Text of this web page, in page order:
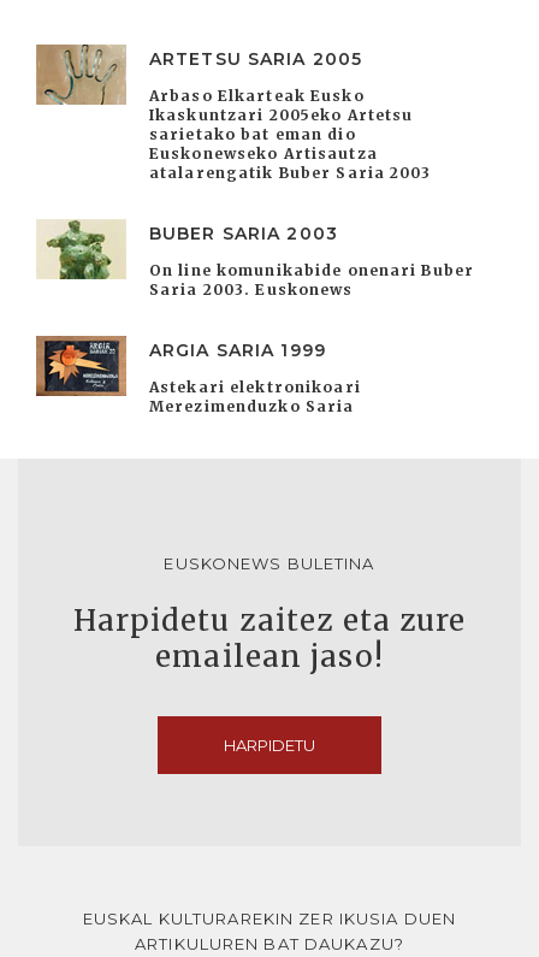
ARTETSU SARIA 2005
Arbaso Elkarteak Eusko
Ikaskuntzari 2005eko Artetsu
sarietako bat eman dio
Euskonewseko Artisautza
atalarengatik Buber Saria 2003
BUBER SARIA 2003
On line komunikabide onenari Buber
Saria 2003. Euskonews
ARGIA SARIA 1999
Astekari elektronikoari
Merezimenduzko Saria
EUSKONEWS BULETINA
Harpidetu zaitez eta zure
emailean jaso!
HARPIDETU
EUSKAL KULTURAREKIN ZER IKUSIA DUEN
ARTIKULUREN BAT DAUKAZU?